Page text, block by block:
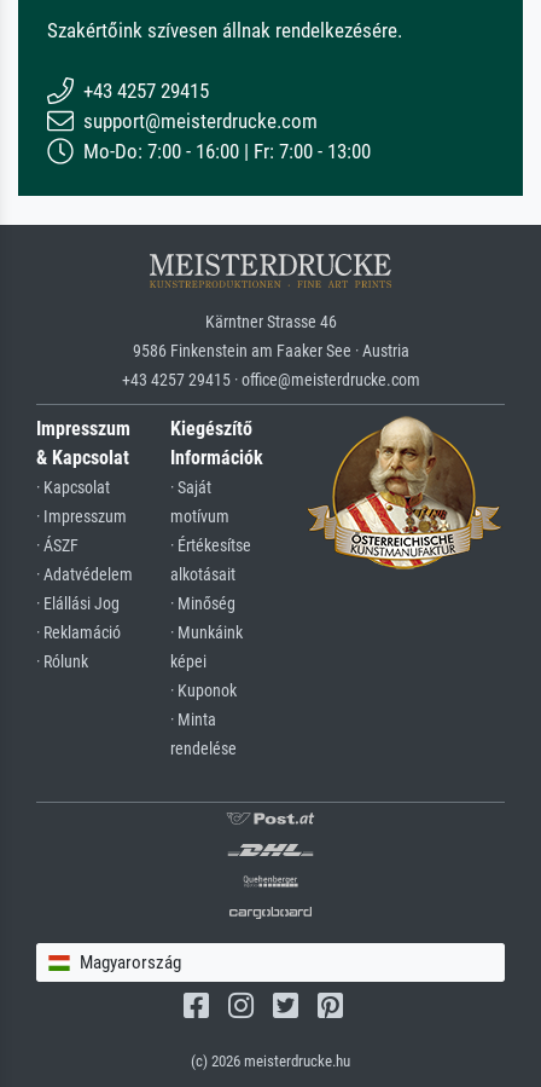
Szakértőink szívesen állnak rendelkezésére.
+43 4257 29415
support@meisterdrucke.com
Mo-Do: 7:00 - 16:00 | Fr: 7:00 - 13:00
Kärntner Strasse 46
9586 Finkenstein am Faaker See · Austria
+43 4257 29415 · office@meisterdrucke.com
Impresszum
& Kapcsolat
· Kapcsolat
· Impresszum
· ÁSZF
· Adatvédelem
· Elállási Jog
· Reklamáció
· Rólunk
Kiegészítő
Információk
· Saját
motívum
· Értékesítse
alkotásait
· Minőség
· Munkáink
képei
· Kuponok
· Minta
rendelése
Magyarország
(c) 2026 meisterdrucke.hu